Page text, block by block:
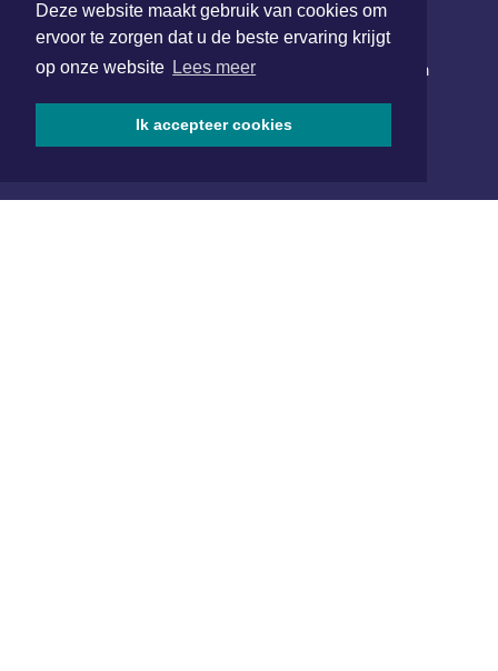
Deze website maakt gebruik van cookies om
ervoor te zorgen dat u de beste ervaring krijgt
op onze website Lees meer
Ik accepteer cookies
NIEUWSBRIEF AANMELDEN
Schrijf je in voor onze nieuwsbrief en krijg wekelijks een
Aanmelden
ONLINE DAGBLADEN